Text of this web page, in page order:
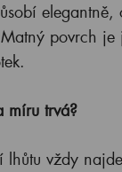
povrch je
míru trvá?
vždy